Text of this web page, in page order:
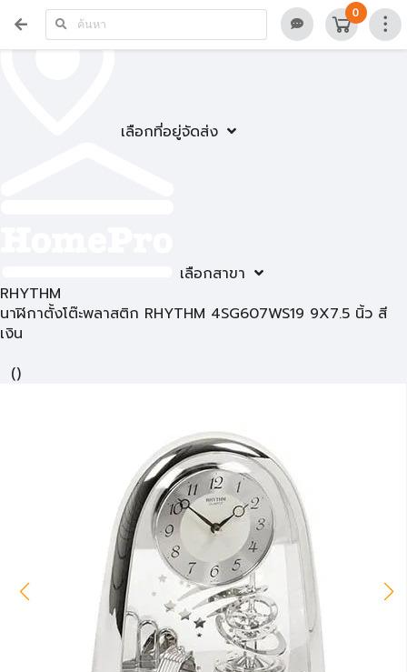
เลือกที่อยู่จัดส่ง
เลือกสาขา
0
RHYTHM
นาฬิกาตั้งโต๊ะพลาสติก RHYTHM 4SG607WS19 9X7.5 นิ้ว สี
เงิน
()